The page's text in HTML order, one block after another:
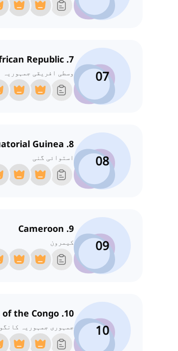
07
7. Central African Republic
وسطی افریقی جمہوریہ
08
8. Equatorial Guinea
استوائی گنی
09
9. Cameroon
کیمرون
10
10. Democratic Republic of the Congo
جمہوری جمہوریہ کانگو